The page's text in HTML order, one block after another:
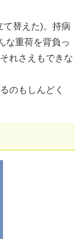
て替えた)。持病
な重荷を背負っ
れさえもできな
のもしんどく